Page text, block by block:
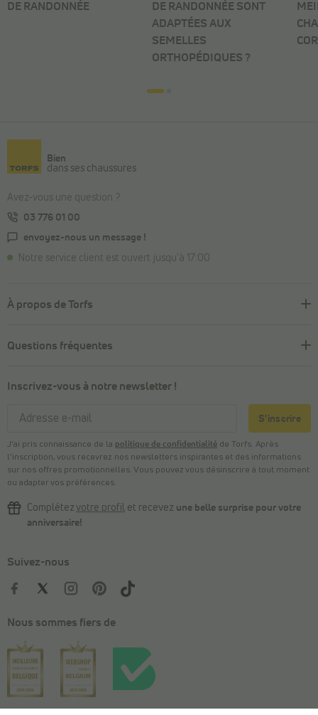
DE RANDONNÉE
DE RANDONNÉE SONT
ADAPTÉES AUX
SEMELLES
ORTHOPÉDIQUES ?
Bien
dans ses chaussures
Avez-vous une question ?
03 776 01 00
envoyez-nous un message !
Notre service client est ouvert jusqu'à 17:00
À propos de Torfs
Questions fréquentes
Inscrivez-vous à notre newsletter !
S'inscrire
J’ai pris connaissance de la politique de confidentialité de Torfs. Après
l’inscription, vous recevrez nos newsletters inspirantes et des informations
sur nos offres promotionnelles. Vous pouvez vous désinscrire à tout moment
ou adapter vos préférences.
Complétez votre profil et recevez une belle surprise pour votre
anniversaire!
Suivez-nous
Nous sommes fiers de